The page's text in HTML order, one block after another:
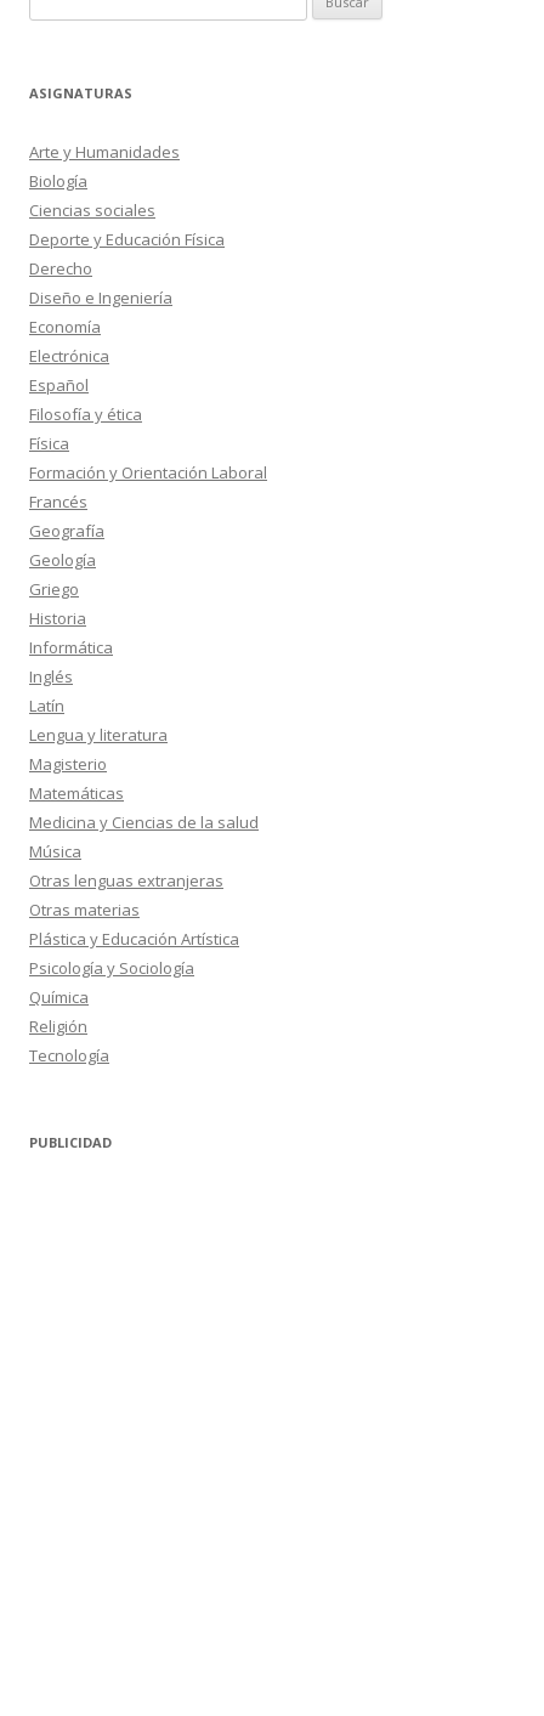
ASIGNATURAS
Arte y Humanidades
Biología
Ciencias sociales
Deporte y Educación Física
Derecho
Diseño e Ingeniería
Economía
Electrónica
Español
Filosofía y ética
Física
Formación y Orientación Laboral
Francés
Geografía
Geología
Griego
Historia
Informática
Inglés
Latín
Lengua y literatura
Magisterio
Matemáticas
Medicina y Ciencias de la salud
Música
Otras lenguas extranjeras
Otras materias
Plástica y Educación Artística
Psicología y Sociología
Química
Religión
Tecnología
PUBLICIDAD